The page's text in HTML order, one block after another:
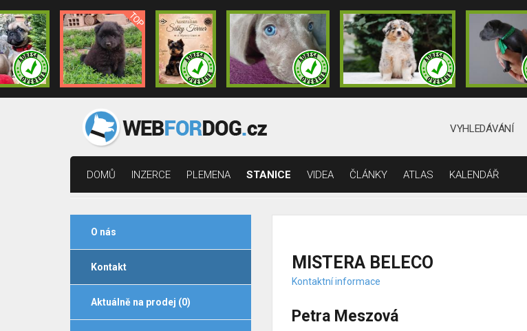
VYHLEDÁVÁNÍ
DOMŮ INZERCE PLEMENA STANICE VIDEA ČLÁNKY ATLAS KALENDÁŘ
O nás
Kontakt
Aktuálně na prodej (0)
MISTERA BELECO
Kontaktní informace
Petra Meszová